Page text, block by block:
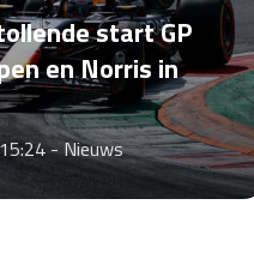
start GP
en Norris in
-Nieuws